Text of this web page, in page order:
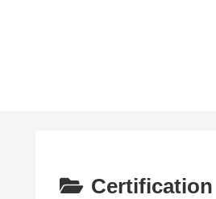
Certification